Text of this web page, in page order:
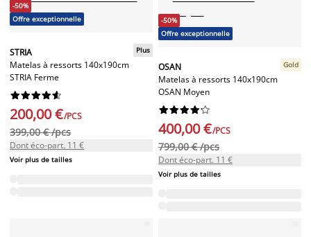
-50%
Offre exceptionnelle
STRIA
Matelas à ressorts 140x190cm
STRIA Ferme
Plus






200,00 €/PCS
399,00 € /pcs
Dont éco-part. 11 €
Voir plus de tailles
-50%
Offre exceptionnelle
OSAN
Matelas à ressorts 140x190cm
OSAN Moyen
Gold






400,00 €/PCS
799,00 € /pcs
Dont éco-part. 11 €
Voir plus de tailles